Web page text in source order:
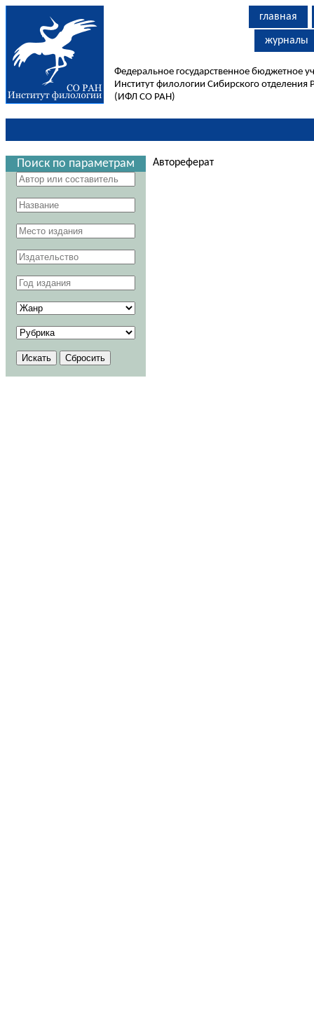
главная
журналы
Федеральное государственное бюджетное
Институт филологии Сибирского отделения
(ИФЛ СО РАН)
Поиск по параметрам Автореферат